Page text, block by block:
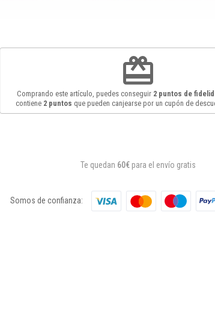
redeem
Comprando este artículo, puedes conseguir 2 puntos de
contiene 2puntos que pueden canjearse por un cupón de
Te quedan 60€para el envío gratis
Somos de confianza: